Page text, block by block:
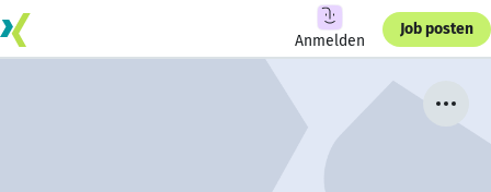
Anmelden
Job posten